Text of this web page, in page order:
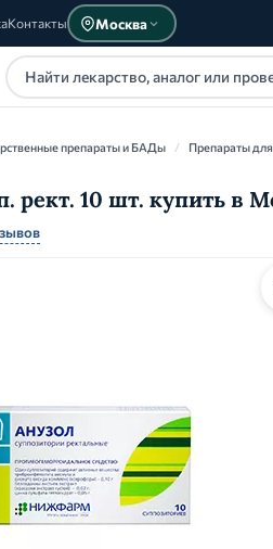
Контакты Москва
препараты и БАДы / Препараты
рект. 10 шт. купить в